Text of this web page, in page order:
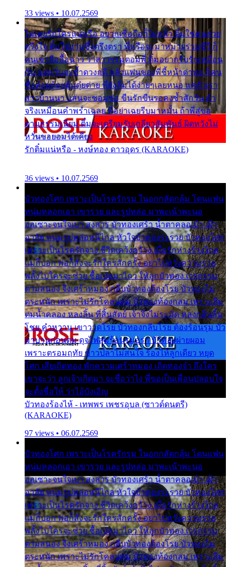
33 views • 10.07.2569
ไม่เคยรักใครแน่หรือ อยากเชื่อถือก็ไม่กล้า ติ๋มใช่คนสวย
ตรึงใจ ติ๋มใช่งามซึ้งตรึงตรา พี่หรือจะมาหมายร่วมชีวี ก็
คนเขาลืออื้อฉาว ว่าสาวๆรุมตอมพี่ ติ๋มอยากรับรักเหมือน
กัน แต่หวั่นจะช้ำดวงฤดี กลัวแฟนของพี่ชี้หน้าด่าทอ ก็คน
ชื่อต๋อยต้อยตุ้มตุ๋ยต่าย พี่ยังลืมได้ง่ายๆเลยหนอ แค่ตัวเรา
สาวบ้านนา แสนจะซอมซ่อ ขืนรักขืนรอคงช้ำสักวัน ถ้า
จริงเหมือนคำพร่ำเฉลย พี่อย่าเฉยรีบมาหมั้น ถ้าพี่สู่ขอ
ตามธรรมเนียม ติ๋มจะเตรียมรับเกลียวสัมพันธ์ ผิดหวังไม่
หวั่นขอยอมได้เคียง
รักติ๋มแน่หรือ - หงษ์ทอง ดาวอุดร (KARAOKE)
36 views • 10.07.2569
บัวทองโศก เพราะเป็นโรครักรุม ในอกกลัดกลุ้ม โดนแฟน
หนุ่มหลอกเอา เขารวย และรูปหล่อ มาพะเน้าพะนอ
ออเซาะจนใจเบา สงสาร บัวทองเศร้า น้ำตาคลอเบ้า เฝ้า
อาลัย หนุ่มรูปหล่อหนีไกล หัวใจบัวทองระรวย บัวทองโศก
เพราะเป็นโรครักจาง ชีวิตเคว้งคว้าง เมื่อรักห่างร้างไกล
แม่ก็บอก พ่อก็สั่งจะรักใครสักครั้ง อย่าไปหวังความรวย
พลั้งไปใครจะช่วย ซื้อเปลมาไกว ให้ลูกบัวทอง เวรกรรม
ตามสนอง จึงเศร้าหมอง กลีบบัวทองต้องโรย บัวทองไม่
ตระหนัก เพราะไม่รักโคลนตม บัวทองท้องกลม เพราะลืม
ตมน้ำคลอง หลงลิ้น ที่สิ้นสัตย์ เจ้าจึงไม่ระมัด หลงกลิ่นลิ้น
โชย คำหวาน เขาวาดโรย บัวทองกลีบโรย ต้องร้อนรุม บัว
มาบานก่อนตูม ดุจไฟสุมร้อนรุมอุรา บัวทองผ่ายผอม
เพราะตรอมฤทัย ข้าวปลาไม่สนใจ ร้องไห้ลูกเดียว หยุด
โศก เสียเถิดทอง พักความเศร้าหมอง เถิดทองจ๋า ถึงใคร
เขาจะว่า ลูกเจ้าเกิดมา จะชื่อว่าไง พี่ขอเป็นเพื่อนปลอบใจ
จะตั้งชื่อให้ ว่าไอ้บังเอิญ
บัวทองร้องไห้ - เทพพร เพชรอุบล (ซาวด์ดนตรี)
(KARAOKE)
97 views • 06.07.2569
บัวทองโศก เพราะเป็นโรครักรุม ในอกกลัดกลุ้ม โดนแฟน
หนุ่มหลอกเอา เขารวย และรูปหล่อ มาพะเน้าพะนอ
ออเซาะจนใจเบา สงสาร บัวทองเศร้า น้ำตาคลอเบ้า เฝ้า
อาลัย หนุ่มรูปหล่อหนีไกล หัวใจบัวทองระรวย บัวทองโศก
เพราะเป็นโรครักจาง ชีวิตเคว้งคว้าง เมื่อรักห่างร้างไกล
แม่ก็บอก พ่อก็สั่งจะรักใครสักครั้ง อย่าไปหวังความรวย
พลั้งไปใครจะช่วย ซื้อเปลมาไกว ให้ลูกบัวทอง เวรกรรม
ตามสนอง จึงเศร้าหมอง กลีบบัวทองต้องโรย บัวทองไม่
ตระหนัก เพราะไม่รักโคลนตม บัวทองท้องกลม เพราะลืม